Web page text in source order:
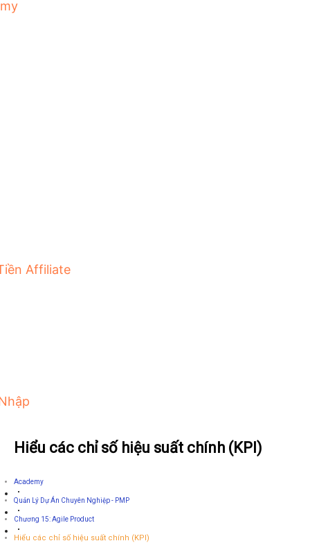
Affiliate
Hiểu các chỉ số hiệu suất chính (KPI)
Academy
Quản Lý Dự Án Chuyên Nghiệp - PMP
Chương 15: Agile Product
Hiểu các chỉ số hiệu suất chính (KPI)